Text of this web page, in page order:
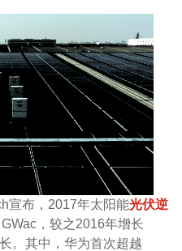
宣布，2017年太阳能光伏逆
，较之2016年增长
。其中，华为首次超越